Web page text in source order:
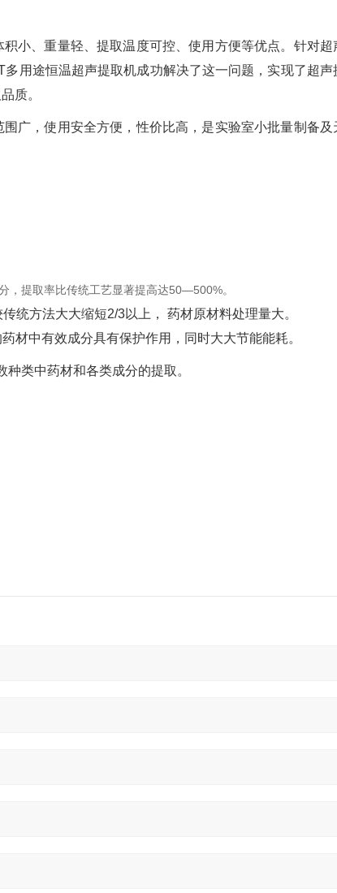
小、重量轻、提取温度可控、使用方便等优点。针对超
用途恒温超声提取机成功解决了这一问题，实现了超声
质。
广，使用安全方便，性价比高，是实验室小批量制备及
，提取率比传统工艺显著提高达50—500%。
统方法大大缩短2/3以上， 药材原材料处理量大。
中有效成分具有保护作用，同时大大节能能耗。
类中药材和各类成分的提取。